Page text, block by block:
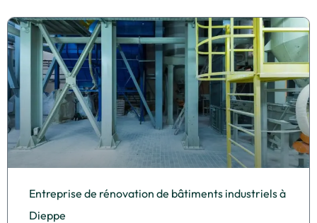
Entreprise de rénovation de bâtiments industriels à
Dieppe